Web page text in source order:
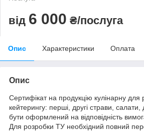
від 6 000 ₴/послуга
Опис Характеристики Оплата
Опис
Сертифікат на продукцію кулінарну для
кейтерингу: перші, другі страви,
бути оформлений на відповідність
Для розробки ТУ необхідний повний